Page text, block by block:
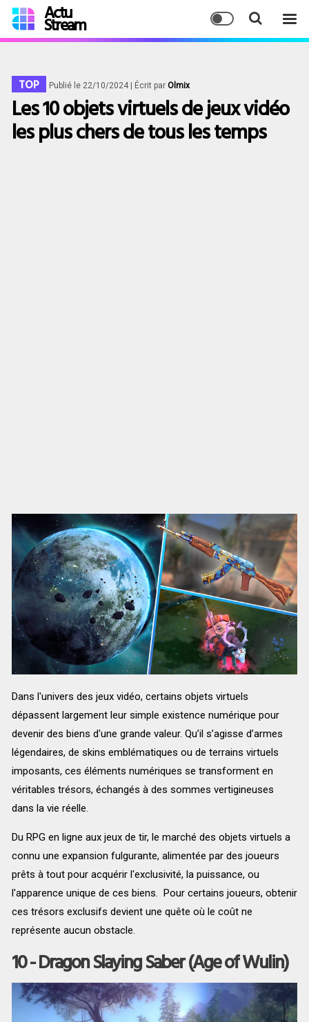
Actu
Stream
TOP Publié le 22/10/2024 | Écrit par Olmix
Les 10 objets virtuels de jeux vidéo
les plus chers de tous les temps
Dans l'univers des jeux vidéo, certains objets virtuels
dépassent largement leur simple existence numérique pour
devenir des biens d'une grande valeur. Qu’il s’agisse d’armes
légendaires, de skins emblématiques ou de terrains virtuels
imposants, ces éléments numériques se transforment en
véritables trésors, échangés à des sommes vertigineuses
dans la vie réelle.
Du RPG en ligne aux jeux de tir, le marché des objets virtuels a
connu une expansion fulgurante, alimentée par des joueurs
prêts à tout pour acquérir l'exclusivité, la puissance, ou
l'apparence unique de ces biens. Pour certains joueurs, obtenir
ces trésors exclusifs devient une quête où le coût ne
représente aucun obstacle.
10 - Dragon Slaying Saber (Age of Wulin)